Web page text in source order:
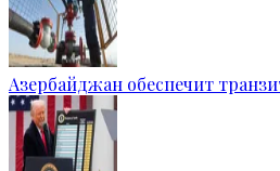
Азербайджан обеспечит